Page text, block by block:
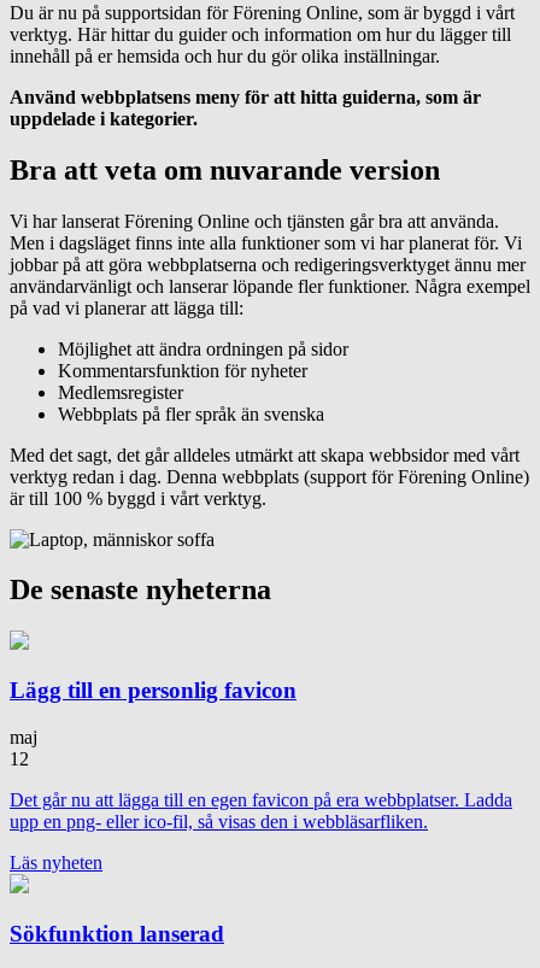
Du är nu på supportsidan för Förening Online, som är byggd i vårt
verktyg. Här hittar du guider och information om hur du lägger till
innehåll på er hemsida och hur du gör olika inställningar.
Använd webbplatsens meny för att hitta guiderna, som är
uppdelade i kategorier.
Bra att veta om nuvarande version
Vi har lanserat Förening Online och tjänsten går bra att använda.
Men i dagsläget finns inte alla funktioner som vi har planerat för. Vi
jobbar på att göra webbplatserna och redigeringsverktyget ännu mer
användarvänligt och lanserar löpande fler funktioner. Några exempel
på vad vi planerar att lägga till:
Möjlighet att ändra ordningen på sidor
Kommentarsfunktion för nyheter
Medlemsregister
Webbplats på fler språk än svenska
Med det sagt, det går alldeles utmärkt att skapa webbsidor med vårt
verktyg redan i dag. Denna webbplats (support för Förening Online)
är till 100 % byggd i vårt verktyg.
De senaste nyheterna
Lägg till en personlig favicon
maj
12
Det går nu att lägga till en egen favicon på era webbplatser. Ladda
upp en png- eller ico-fil, så visas den i webbläsarfliken.
Läs nyheten
Sökfunktion lanserad